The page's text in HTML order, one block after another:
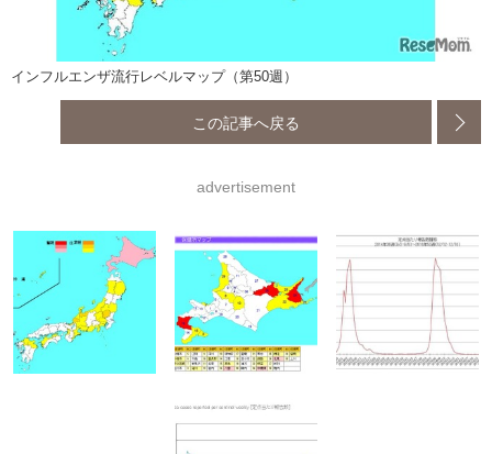
インフルエンザ流行レベルマップ（第50週）
この記事へ戻る
advertisement